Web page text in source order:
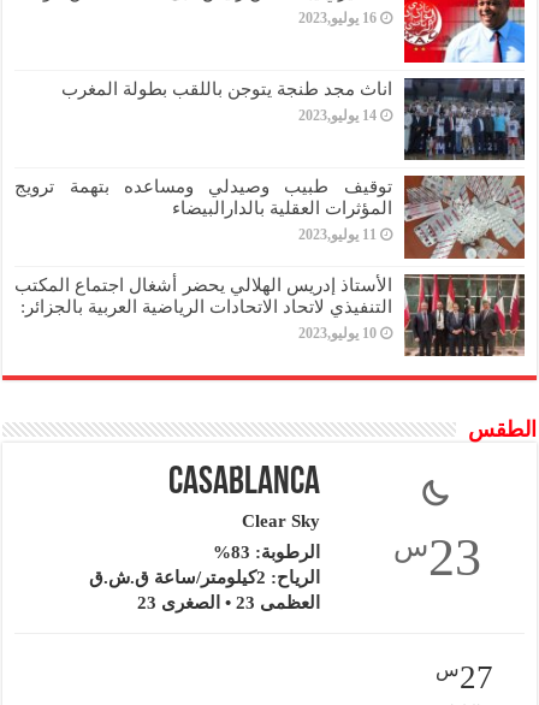
16 يوليو,2023
اناث مجد طنجة يتوجن باللقب بطولة المغرب
14 يوليو,2023
توقيف طبيب وصيدلي ومساعده بتهمة ترويج
المؤثرات العقلية بالدارالبيضاء
11 يوليو,2023
الأستاذ إدريس الهلالي يحضر أشغال اجتماع المكتب
التنفيذي لاتحاد الاتحادات الرياضية العربية بالجزائر:
10 يوليو,2023
الطقس
23س
Casablanca
Clear Sky
الرطوبة: 83%
الرياح: 2كيلومتر/ساعة ق.ش.ق‎
العظمى 23 • الصغرى 23
27س